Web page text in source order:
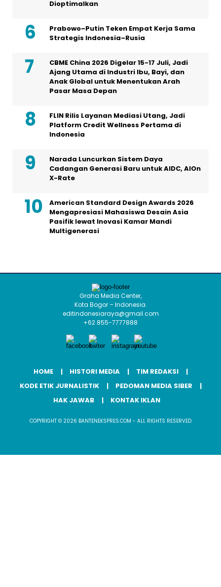
Dioptimalkan
Prabowo–Putin Teken Empat Kerja Sama
Strategis Indonesia–Rusia
CBME China 2026 Digelar 15-17 Juli, Jadi
Ajang Utama di Industri Ibu, Bayi, dan
Anak Global untuk Menentukan Arah
Pasar Masa Depan
FLIN Rilis Layanan Mediasi Utang, Jadi
Platform Credit Wellness Pertama di
Indonesia
Narada Luncurkan Sistem Daya
Cadangan Generasi Baru untuk AIDC, AIOn
X-Rate
American Standard Design Awards 2026
Mengapresiasi Mahasiswa Desain Asia
Pasifik lewat Inovasi Kamar Mandi
Multigenerasi
Graha Media Center,
Kota Bogor – Indonesia.
editindonesiaraya@gmail.com
+62 855-7777888
HOME HISTORI MEDIA
TIM REDAKSI
KODE ETIK JURNALISTIK
PEDOMAN MEDIA SIBER
HAK JAWAB
KONTAK IKLAN
COPYRIGHT © 2026 BANTENEKSPRES.COM - ALL RIGHTS RESERVED